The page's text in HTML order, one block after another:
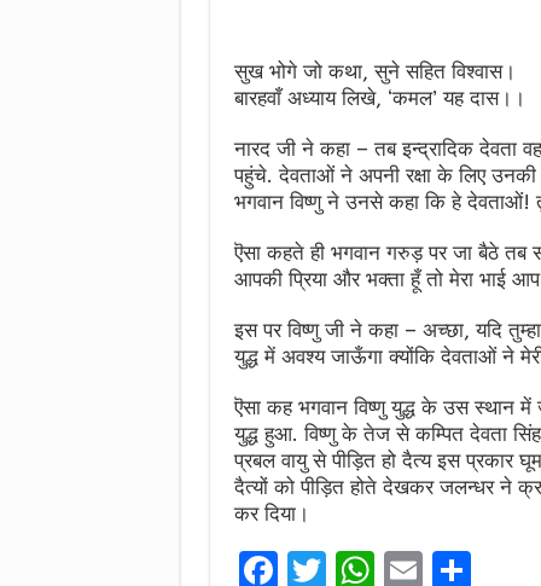
सुख भोगे जो कथा, सुने सहित विश्वास।
बारहवाँ अध्याय लिखे, ‘कमल’ यह दास।।
नारद जी ने कहा – तब इन्द्रादिक देवता
पहुंचे. देवताओं ने अपनी रक्षा के लिए
भगवान विष्णु ने उनसे कहा कि हे देवताओं!
ऎसा कहते ही भगवान गरुड़ पर जा बैठे तब
आपकी प्रिया और भक्ता हूँ तो मेरा भाई आप
इस पर विष्णु जी ने कहा – अच्छा, यदि
युद्ध में अवश्य जाऊँगा क्योंकि देवताओं ने
ऎसा कह भगवान विष्णु युद्ध के उस स्थान में
युद्ध हुआ. विष्णु के तेज से कम्पित देवता
प्रबल वायु से पीड़ित हो दैत्य इस
दैत्यों को पीड़ित होते देखकर जलन्धर ने
कर दिया।
F
T W E S